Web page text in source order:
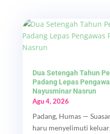
Dua Setengah Tahun
Padang Lepas
Nayusminar Nasrun
Agu 4, 2026
Padang, Humas —
haru menyelimuti